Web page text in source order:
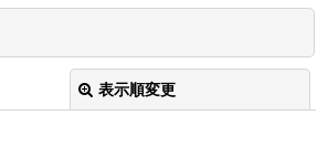
表示順変更